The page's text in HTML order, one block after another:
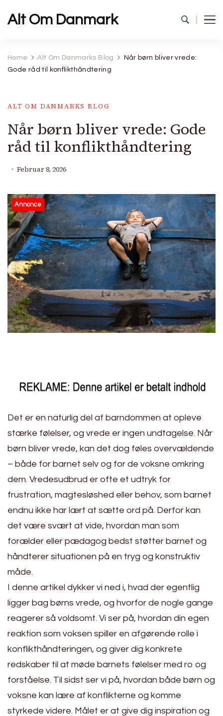
Alt Om Danmark
Home Alt Om Danmarks Blog
Når børn bliver vrede:
Gode råd til konflikthåndtering
ALT OM DANMARKS BLOG
Når børn bliver vrede: Gode
råd til konflikthåndtering
Februar 8, 2026
Annonce
Det er en naturlig del af barndommen at opleve
stærke følelser, og vrede er ingen undtagelse. Når
børn bliver vrede, kan det dog føles overvældende
– både for barnet selv og for de voksne omkring
dem. Vredesudbrud er ofte et udtryk for
frustration, magtesløshed eller behov, som barnet
endnu ikke har lært at sætte ord på. Derfor kan
det være svært at vide, hvordan man som
forælder eller pædagog bedst støtter barnet og
håndterer situationen på en tryg og konstruktiv
måde.
I denne artikel dykker vi ned i, hvad der egentlig
ligger bag børns vrede, og hvorfor de nogle gange
reagerer så voldsomt. Vi ser på, hvordan din egen
reaktion som voksen spiller en afgørende rolle i
konflikthåndteringen, og giver dig konkrete
redskaber til at møde barnets følelser med ro og
forståelse. Til sidst ser vi på, hvordan både børn og
voksne kan lære af konflikterne og komme
styrkede videre. Målet er at give dig inspiration og